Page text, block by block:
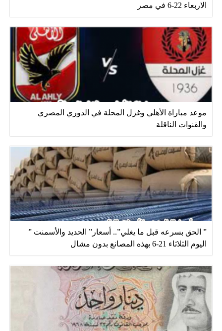
الاربعاء 22-6 في مصر
موعد مباراة الأهلي وغزل المحلة في الدوري المصري
والقنوات الناقلة
” الحق بسرعه قبل ما يغلي”.. أسعار” الحديد والأسمنت ”
اليوم الثلاثاء 21-6 بهذه المصانع بدون مشال